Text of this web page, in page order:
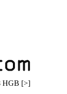
HGB [>]